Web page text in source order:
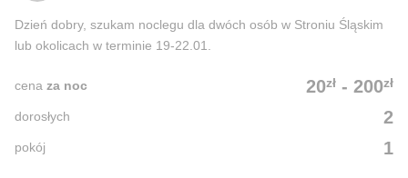
Dzień dobry, szukam noclegu dla dwóch osób w Stroniu Śląskim
lub okolicach w terminie 19-22.01.
20zł - 200zł
cena za noc
2
dorosłych
1
pokój